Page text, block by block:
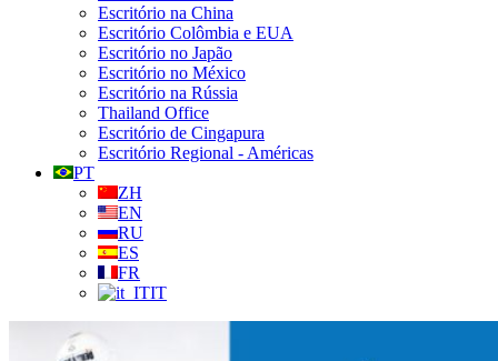
Escritório na China
Escritório Colômbia e EUA
Escritório no Japão
Escritório no México
Escritório na Rússia
Thailand Office
Escritório de Cingapura
Escritório Regional - Américas
PT
ZH
EN
RU
ES
FR
IT